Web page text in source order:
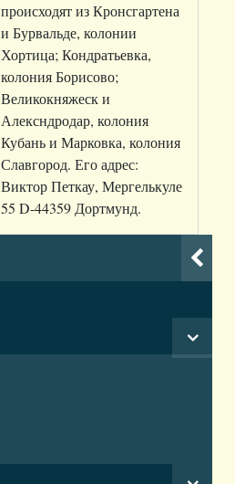
происходят из Кронсгартена
и Бурвальде, колонии
Хортица; Кондратьевка,
колония Борисово;
Великокняжеск и
Алексндродар, колония
Кубань и Марковка, колония
Славгород. Его адрес:
Виктор Петкау, Мергелькуле
55 D-44359 Дортмунд.